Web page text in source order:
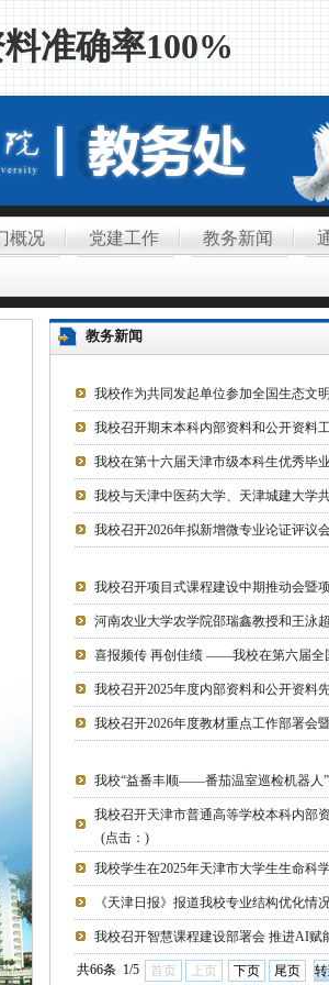
准确率100%
概况 党建工作 教务新闻
教务新闻
我校作为共同发起单位参加全国生态文
我校召开期末本科内部资料和公开资料
我校在第十六届天津市级本科生优秀毕
我校与天津中医药大学、天津城建大
我校召开2026年拟新增微专业论证评议
我校召开项目式课程建设中期推动会暨
河南农业大学农学院邵瑞鑫教授和王泳
喜报频传 再创佳绩 ——我校在第六届全
我校召开2025年度内部资料和公开资料
我校召开2026年度教材重点工作部署会
我校“益番丰顺——番茄温室巡检机器人
我校召开天津市普通高等学校本科内部
(点击： )
我校学生在2025年天津市大学生生命科
《天津日报》报道我校专业结构优化情
我校召开智慧课程建设部署会 推进AI赋
共66条 1/5 首页 上页 下页 尾页